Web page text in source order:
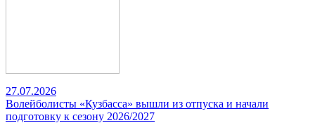
27.07.2026
Волейболисты «Кузбасса» вышли из отпуска и начали
подготовку к сезону 2026/2027